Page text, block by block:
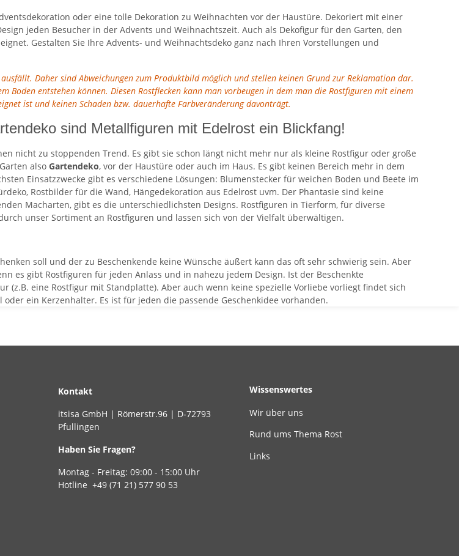
oder eine tolle Dekoration zu Weihnachten vor der Haustüre. Dekoriert mit einer
jeden Besucher in der Advents und Weihnachtszeit. Auch als Dekofigur für den Garten, den
Gestalten Sie Ihre Advents- und Weihnachtsdeko ganz nach Ihren Vorstellungen und
Daher sind Abweichungen zum Produktbild möglich und stellen keinen Grund zur Reklamation dar.
Boden entstehen können. Diesen Rostflecken kann man vorbeugen in dem man die Rostfiguren mit einem
ist und keinen Schaden bzw. dauerhafte Farbveränderung davonträgt.
sind Metallfiguren mit Edelrost ein Blickfang!
nicht zu stoppenden Trend. Es gibt sie schon längt nicht mehr nur als kleine Rostfigur oder große
also Gartendeko, vor der Haustüre oder auch im Haus. Es gibt keinen Bereich mehr in dem
Einsatzzwecke gibt es verschiedene Lösungen: Blumenstecker für weichen Boden und Beete im
Rostbilder für die Wand, Hängedekoration aus Edelrost uvm. Der Phantasie sind keine
Macharten, gibt es die unterschiedlichsten Designs. Rostfiguren in Tierform, für diverse
unser Sortiment an Rostfiguren und lassen sich von der Vielfalt überwältigen.
soll und der zu Beschenkende keine Wünsche äußert kann das oft sehr schwierig sein. Aber
es gibt Rostfiguren für jeden Anlass und in nahezu jedem Design. Ist der Beschenkte
eine Rostfigur mit Standplatte). Aber auch wenn keine spezielle Vorliebe vorliegt findet sich
ein Kerzenhalter. Es ist für jeden die passende Geschenkidee vorhanden.
Kontakt
itsisa GmbH | Römerstr.96 | D-72793
Pfullingen
Haben Sie Fragen?
Montag - Freitag: 09:00 - 15:00 Uhr
Hotline +49 (71 21) 577 90 53
Wissenswertes
Wir über uns
Rund ums Thema Rost
Links